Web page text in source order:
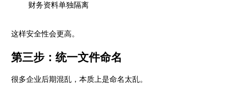
财务资料单独隔离
这样安全性会更高。
第三步：统一文件命名
很多企业后期混乱，本质上是命名太乱。